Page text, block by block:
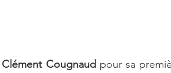
Clément Cougnaud pour sa